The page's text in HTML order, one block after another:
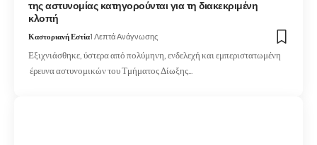
της αστυνομίας κατηγορούνται για τη διακεκριμένη
κλοπή
Καστοριανή Εστία1 Λεπτά Ανάγνωσης
Εξιχνιάσθηκε, ύστερα από πολύμηνη, ενδελεχή και εμπεριστατωμένη
έρευνα αστυνομικών του Τμήματος Δίωξης…